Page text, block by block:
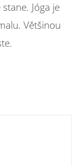
Jóga je
Většinou